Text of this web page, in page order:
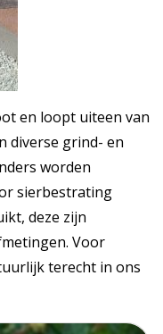
en loopt uiteen van
diverse grind- en
worden
sierbestrating
deze zijn
Voor
terecht in ons